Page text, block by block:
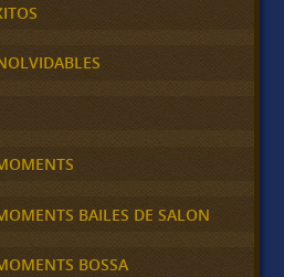
BAILES DE SALON
BOSSA